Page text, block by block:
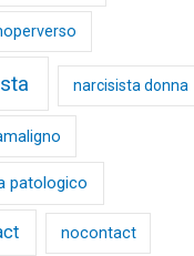
narcisista donna
patologico
nocontact